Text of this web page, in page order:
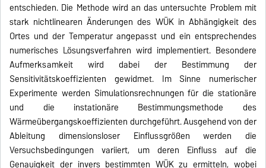
entschieden. Die Methode wird an das untersuchte Problem mit
stark nichtlinearen Änderungen des WÜK in Abhängigkeit des
Ortes und der Temperatur angepasst und ein entsprechendes
numerisches Lösungsverfahren wird implementiert. Besondere
Aufmerksamkeit wird dabei der Bestimmung der
Sensitivitätskoeffizienten gewidmet. Im Sinne numerischer
Experimente werden Simulationsrechnungen für die stationäre
und die instationäre Bestimmungsmethode des
Wärmeübergangskoeffizienten durchgeführt. Ausgehend von der
Ableitung dimensionsloser Einflussgrößen werden die
Versuchsbedingungen variiert, um deren Einfluss auf die
Genauigkeit der invers bestimmten WÜK zu ermitteln, wobei